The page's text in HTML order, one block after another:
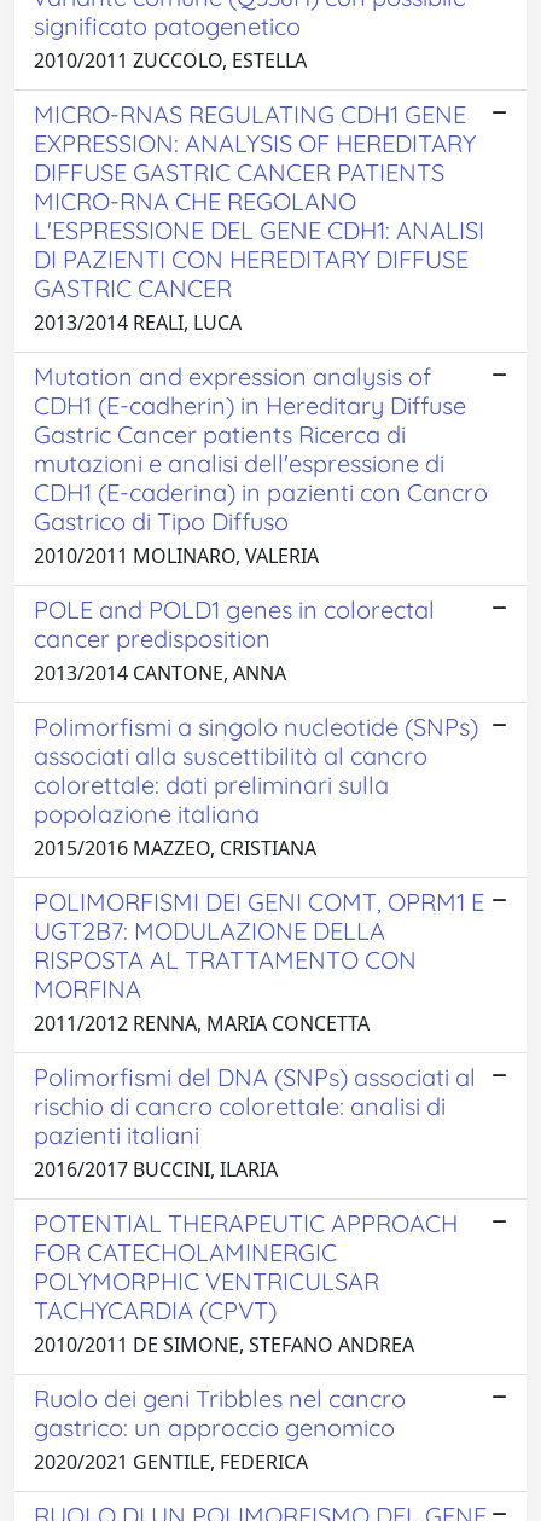
significato patogenetico
2010/2011 ZUCCOLO, ESTELLA
MICRO-RNAS REGULATING CDH1 GENE
EXPRESSION: ANALYSIS OF HEREDITARY
DIFFUSE GASTRIC CANCER PATIENTS
MICRO-RNA CHE REGOLANO
L'ESPRESSIONE DEL GENE CDH1: ANALISI
DI PAZIENTI CON HEREDITARY DIFFUSE
GASTRIC CANCER
2013/2014 REALI, LUCA
Mutation and expression analysis of
CDH1 (E-cadherin) in Hereditary Diffuse
Gastric Cancer patients Ricerca di
mutazioni e analisi dell'espressione di
CDH1 (E-caderina) in pazienti con Cancro
Gastrico di Tipo Diffuso
2010/2011 MOLINARO, VALERIA
POLE and POLD1 genes in colorectal
cancer predisposition
2013/2014 CANTONE, ANNA
Polimorfismi a singolo nucleotide (SNPs)
associati alla suscettibilità al cancro
colorettale: dati preliminari sulla
popolazione italiana
2015/2016 MAZZEO, CRISTIANA
POLIMORFISMI DEI GENI COMT, OPRM1 E
UGT2B7: MODULAZIONE DELLA
RISPOSTA AL TRATTAMENTO CON
MORFINA
2011/2012 RENNA, MARIA CONCETTA
Polimorfismi del DNA (SNPs) associati al
rischio di cancro colorettale: analisi di
pazienti italiani
2016/2017 BUCCINI, ILARIA
POTENTIAL THERAPEUTIC APPROACH
FOR CATECHOLAMINERGIC
POLYMORPHIC VENTRICULSAR
TACHYCARDIA (CPVT)
2010/2011 DE SIMONE, STEFANO ANDREA
Ruolo dei geni Tribbles nel cancro
gastrico: un approccio genomico
2020/2021 GENTILE, FEDERICA